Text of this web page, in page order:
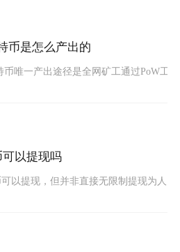
币是怎么产出的
币唯一产出途径是全网矿工通过PoW工
可以提现吗
以提现，但并非直接无限制提现为人